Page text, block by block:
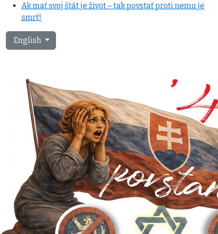
Ak mať svoj štát je život – tak povstať proti nemu je
smrť!
Select your language
English